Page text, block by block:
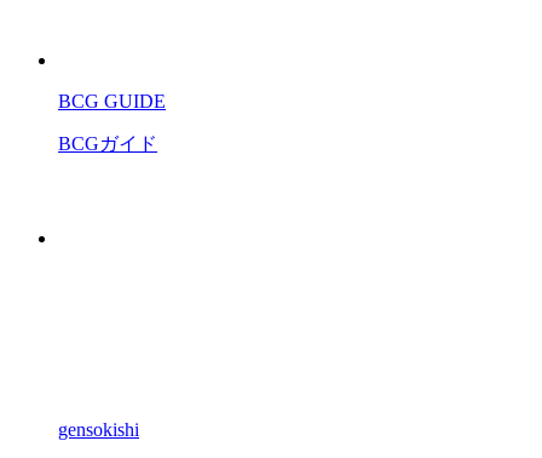
BCG GUIDE
BCGガイド
gensokishi